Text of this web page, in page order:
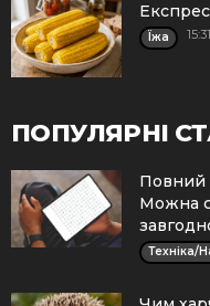
Їжа
ПОПУЛЯРНІ
Повний
Можна
Техніка/